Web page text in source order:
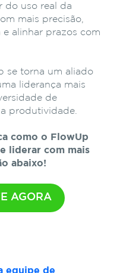
do uso real da
mais precisão,
alinhar prazos com
se torna um aliado
liderança mais
de
produtividade.
como o FlowUp
liderar com mais
abaixo!
AGORA
equipe de